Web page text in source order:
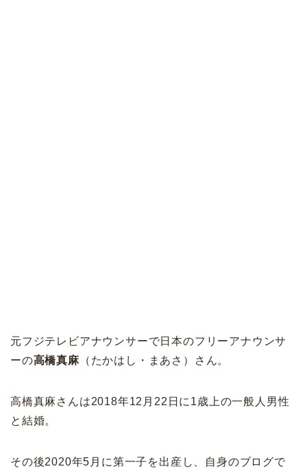
元フジテレビアナウンサーで日本のフリーアナウンサ
ーの高橋真麻（たかはし・まあさ）さん。
高橋真麻さんは2018年12月22日に1歳上の一般人男性
と結婚。
その後2020年5月に第一子を出産し、自身のブログで